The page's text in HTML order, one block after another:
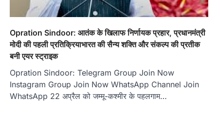
Opration Sindoor: आतंक के खिलाफ निर्णायक प्रहार, प्रधानमंत्री
मोदी की पहली प्रतिक्रियाभारत की सैन्य शक्ति और संकल्प की प्रतीक
बनी एयर स्ट्राइक
Opration Sindoor: Telegram Group Join Now
Instagram Group Join Now WhatsApp Channel Join
WhatsApp 22 अप्रैल को जम्मू-कश्मीर के पहलगाम…